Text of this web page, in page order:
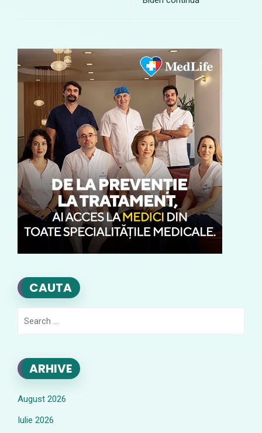
CAUTA
ARHIVE
August 2026
Iulie 2026